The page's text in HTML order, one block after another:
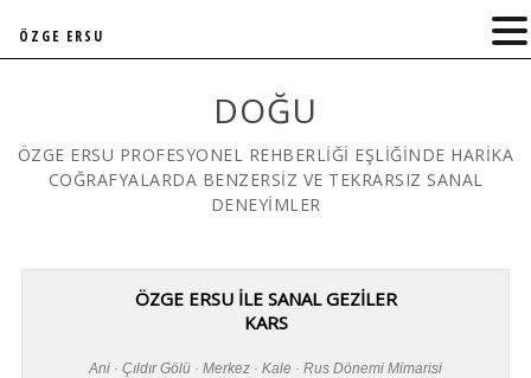
DOĞU
ÖZGE ERSU PROFESYONEL REHBERLİĞİ EŞLİĞİNDE HARİKA
COĞRAFYALARDA BENZERSİZ VE TEKRARSIZ SANAL
DENEYİMLER
ÖZGE ERSU İLE SANAL GEZİLER
KARS
Ani · Çıldır Gölü · Merkez · Kale · Rus Dönemi Mimarisi
ÖZGE ERSU